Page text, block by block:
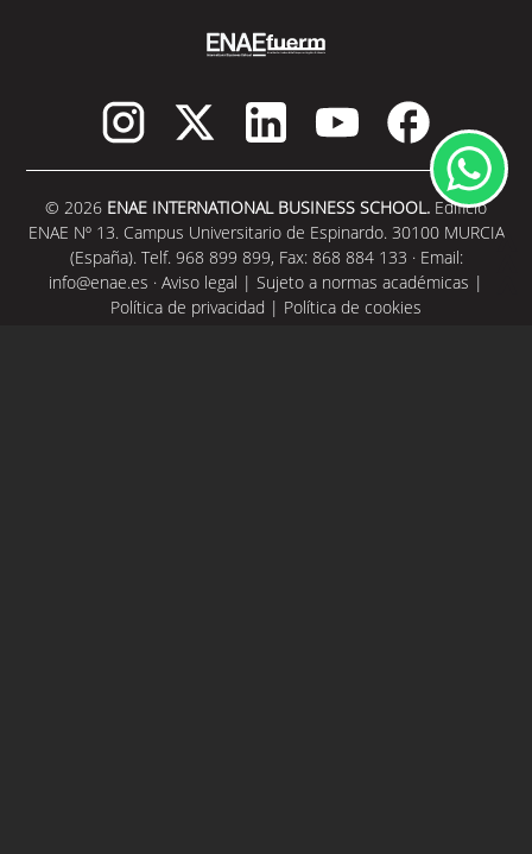
© 2026 ENAE INTERNATIONAL BUSINESS SCHOOL. Edificio
ENAE Nº 13. Campus Universitario de Espinardo. 30100 MURCIA
(España). Telf. 968 899 899, Fax: 868 884 133 · Email:
info@enae.es · Aviso legal | Sujeto a normas académicas |
Política de privacidad | Política de cookies